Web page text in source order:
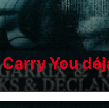
You